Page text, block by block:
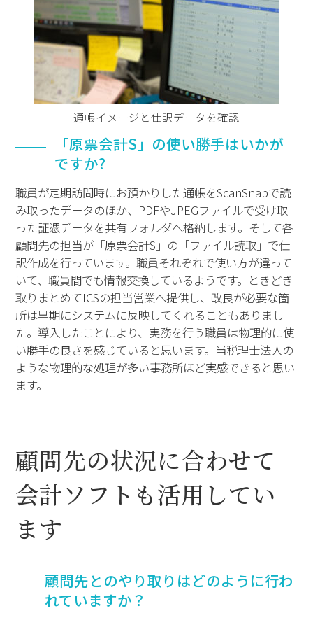
通帳イメージと仕訳データを確認
「原票会計S」の使い勝手はいかが
ですか?
職員が定期訪問時にお預かりした通帳をScanSnapで読
み取ったデータのほか、PDFやJPEGファイルで受け取
った証憑データを共有フォルダへ格納します。そして各
顧問先の担当が「原票会計S」の「ファイル読取」で仕
訳作成を行っています。職員それぞれで使い方が違って
いて、職員間でも情報交換しているようです。ときどき
取りまとめてICSの担当営業へ提供し、改良が必要な箇
所は早期にシステムに反映してくれることもありまし
た。導入したことにより、実務を行う職員は物理的に使
い勝手の良さを感じていると思います。当税理士法人の
ような物理的な処理が多い事務所ほど実感できると思い
ます。
顧問先の状況に合わせて
会計ソフトも活用してい
ます
顧問先とのやり取りはどのように行わ
れていますか？